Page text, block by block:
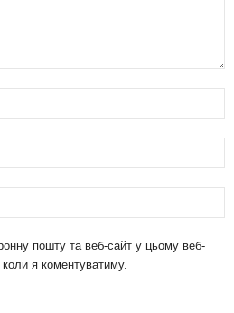
пошту та веб-сайт у цьому веб-
коли я коментуватиму.